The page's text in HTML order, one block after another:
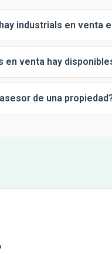
industrials en venta
en venta hay
de una